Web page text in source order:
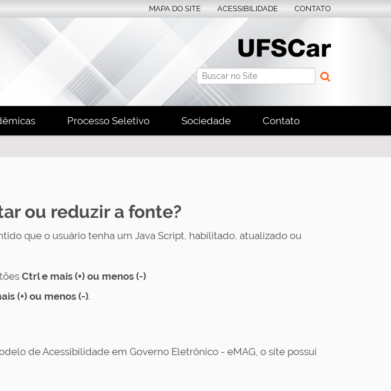
Busca
Busca Avançada…
MAPA DO SITE ACESSIBILIDADE CONTATO
Processo Seletivo Sociedade Contato
ou reduzir a fonte?
que o usuário tenha um Java Script, habilitado, atualizado ou
Ctrl e mais (+) ou menos (-)
(+) ou menos (-).
de Acessibilidade em Governo Eletrônico - eMAG, o site possui